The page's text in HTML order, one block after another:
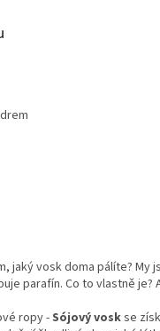
jaký vosk doma pálíte? My
parafín. Co to vlastně
ropy -Sójový voskse